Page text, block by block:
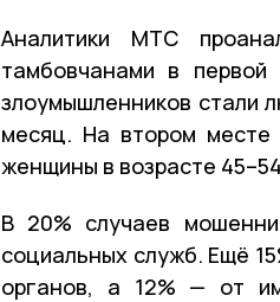
Аналитики МТС
тамбовчанами в
злоумышленников стали
месяц. На втором месте
женщины в возрасте
В 20% случаев
социальных служб. Ещё
органов, а 12% — от